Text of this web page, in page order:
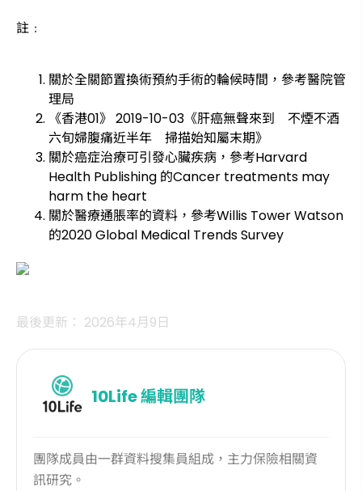
註﹕
關於全關節置換術預約手術的輪候時間，參考醫院管
理局
《香港01》 2019-10-03《肝癌無聲來到 不煙不酒
六旬婦腹痛近半年 掃描始知屬末期》
關於癌症治療可引發心臟疾病，參考Harvard
Health Publishing 的Cancer treatments may
harm the heart
關於醫療通脹率的資料，參考Willis Tower Watson
的2020 Global Medical Trends Survey
最後更新： 2026年4月9日
10Life編輯團隊
團隊成員由一群資料搜集員組成，主力保險相關資
訊研究。